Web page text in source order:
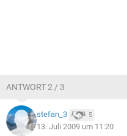
ANTWORT 2 / 3
stefan_3 5
13. Juli 2009 um 11:20